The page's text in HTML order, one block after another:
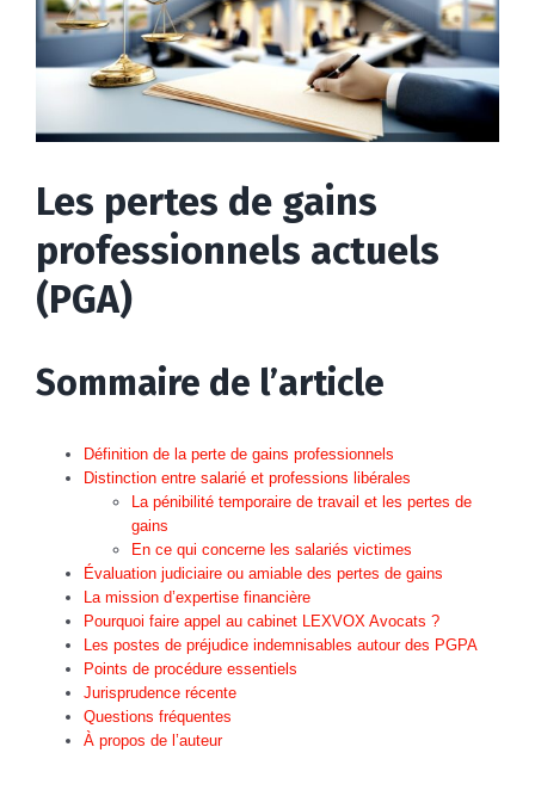
Les pertes de gains
professionnels actuels
(PGA)
Sommaire de l’article
Définition de la perte de gains professionnels
Distinction entre salarié et professions libérales
La pénibilité temporaire de travail et les pertes de
gains
En ce qui concerne les salariés victimes
Évaluation judiciaire ou amiable des pertes de gains
La mission d’expertise financière
Pourquoi faire appel au cabinet LEXVOX Avocats ?
Les postes de préjudice indemnisables autour des PGPA
Points de procédure essentiels
Jurisprudence récente
Questions fréquentes
À propos de l’auteur